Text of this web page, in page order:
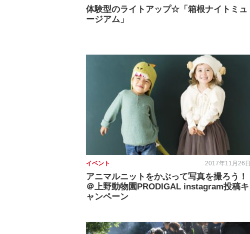
体験型のライトアップ☆「箱根ナイトミュ
ージアム」
イベント 2017年11月26日
アニマルニットをかぶって写真を撮ろう！
＠上野動物園PRODIGAL instagram投稿キ
ャンペーン